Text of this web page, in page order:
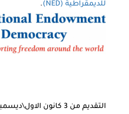
للديمقراطية (NED)
.